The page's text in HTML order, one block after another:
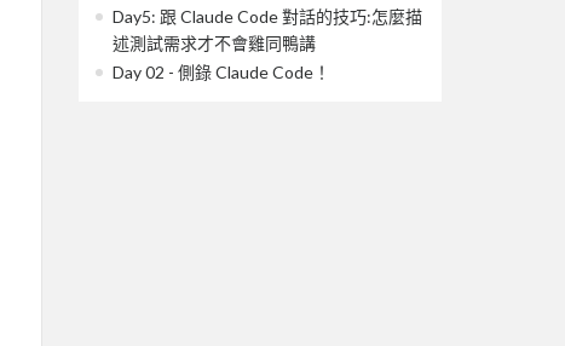
Day5: 跟 Claude Code 對話的技巧:怎麼描
述測試需求才不會雞同鴨講
Day 02 - 側錄 Claude Code！